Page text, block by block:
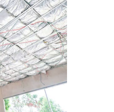
fólie.
žiadosti,